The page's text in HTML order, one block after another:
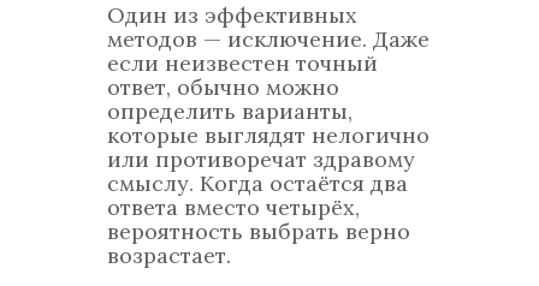
Один из эффективных
методов — исключение. Даже
если неизвестен точный
ответ, обычно можно
определить варианты,
которые выглядят нелогично
или противоречат здравому
смыслу. Когда остаётся два
ответа вместо четырёх,
вероятность выбрать верно
возрастает.